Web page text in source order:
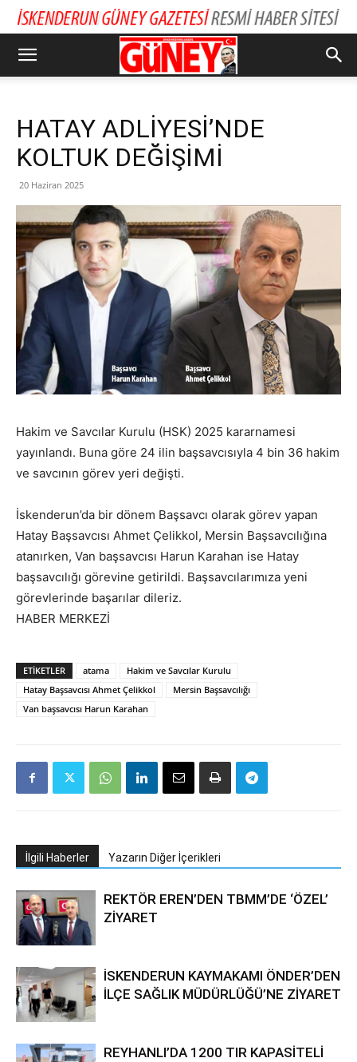
HATAY ADLİYESİ’NDE
KOLTUK DEĞİŞİMİ
20 Haziran 2025
Hakim ve Savcılar Kurulu (HSK) 2025 kararnamesi
yayınlandı. Buna göre 24 ilin başsavcısıyla 4 bin 36 hakim
ve savcının görev yeri değişti.
İskenderun’da bir dönem Başsavcı olarak görev yapan
Hatay Başsavcısı Ahmet Çelikkol, Mersin Başsavcılığına
atanırken, Van başsavcısı Harun Karahan ise Hatay
başsavcılığı görevine getirildi. Başsavcılarımıza yeni
görevlerinde başarılar dileriz.
HABER MERKEZİ
ETIKETLER atama
Hakim ve Savcılar Kurulu
Hatay Başsavcısı Ahmet Çelikkol
Mersin Başsavcılığı
Van başsavcısı Harun Karahan
İlgili Haberler Yazarın Diğer İçerikleri
REKTÖR EREN’DEN TBMM’DE ‘ÖZEL’
ZİYARET
İSKENDERUN KAYMAKAMI ÖNDER’DEN
İLÇE SAĞLIK MÜDÜRLÜĞÜ’NE ZİYARET
REYHANLI’DA 1200 TIR KAPASİTELİ